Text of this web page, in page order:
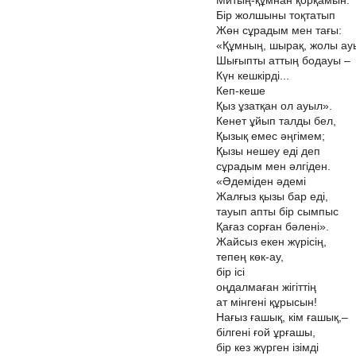
Бір жолшыны тоқтатып
Жөн сұрадым мен тағы:
«Құмның, шырақ, жолы
Шығыпты аттың бодауы –
Күн кешкірді...
Кеп-кеше
Қыз ұзатқан ол ауыл».
Кенет ұйып талды бел,
Қызық емес әңгімем;
Қызы нешеу еді деп
сұрадым мен әлгіден.
«Әдеміден әдемі
Жалғыз қызы бар еді,
тауып апты бір сымпыс
Қағаз сорған бәлені».
Жайсыз екен жүрісің,
тепең көк-ау,
бір ісі
оңдалмаған жігіттің
ат мінгені құрысын!
Нағыз ғашық, кім ғашық,–
білгені ғой ұрғашы,
бір кез жүрген ізімді